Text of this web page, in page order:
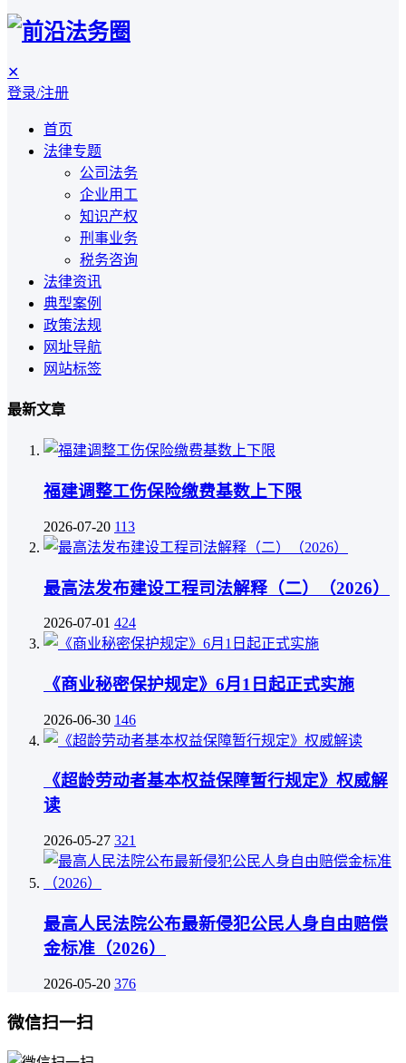
✕
登录/注册
首页
法律专题
公司法务
企业用工
知识产权
刑事业务
税务咨询
法律资讯
典型案例
政策法规
网址导航
网站标签
最新文章
福建调整工伤保险缴费基数上下限
2026-07-20 113
最高法发布建设工程司法解释（二）（2026）
2026-07-01 424
《商业秘密保护规定》6月1日起正式实施
2026-06-30 146
《超龄劳动者基本权益保障暂行规定》权威解
读
2026-05-27 321
最高人民法院公布最新侵犯公民人身自由赔偿
金标准（2026）
2026-05-20 376
微信扫一扫